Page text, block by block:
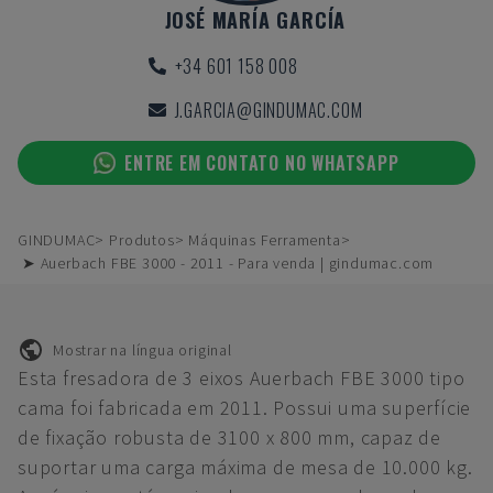
JOSÉ MARÍA GARCÍA
+34 601 158 008
J.GARCIA@GINDUMAC.COM
ENTRE EM CONTATO NO WHATSAPP
GINDUMAC Produtos
Máquinas Ferramenta
➤ Auerbach FBE 3000 - 2011 - Para venda | gindumac.com
Mostrar na língua original
Esta fresadora de 3 eixos Auerbach FBE 3000 tipo
cama foi fabricada em 2011. Possui uma superfície
de fixação robusta de 3100 x 800 mm, capaz de
suportar uma carga máxima de mesa de 10.000 kg.